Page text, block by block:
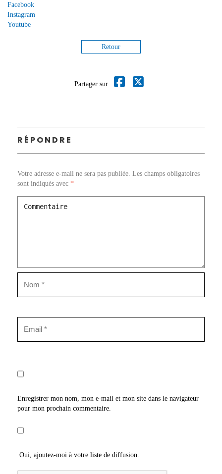
Facebook
Instagram
Youtube
Retour
Partager sur
RÉPONDRE
Votre adresse e-mail ne sera pas publiée. Les champs obligatoires
sont indiqués avec *
Enregistrer mon nom, mon e-mail et mon site dans le navigateur
pour mon prochain commentaire.
Oui, ajoutez-moi à votre liste de diffusion.